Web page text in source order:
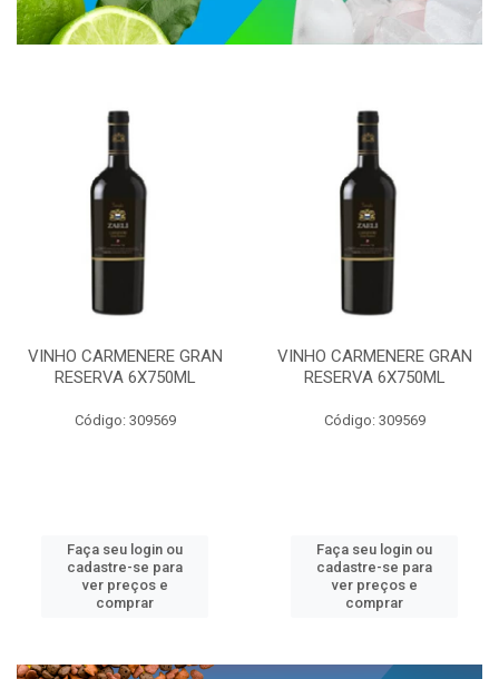
VINHO CARMENERE GRAN
RESERVA 6X750ML
Código: 309569
Faça seu login ou
cadastre-se para
ver preços e
comprar
VINHO CARMENERE GRAN
RESERVA 6X750ML
Código: 309569
Faça seu login ou
cadastre-se para
ver preços e
comprar